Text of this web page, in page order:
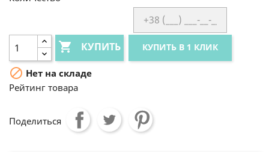
 КУПИТЬ КУПИТЬ В 1 КЛИК
 Нет на складе
Рейтинг товара
Поделиться